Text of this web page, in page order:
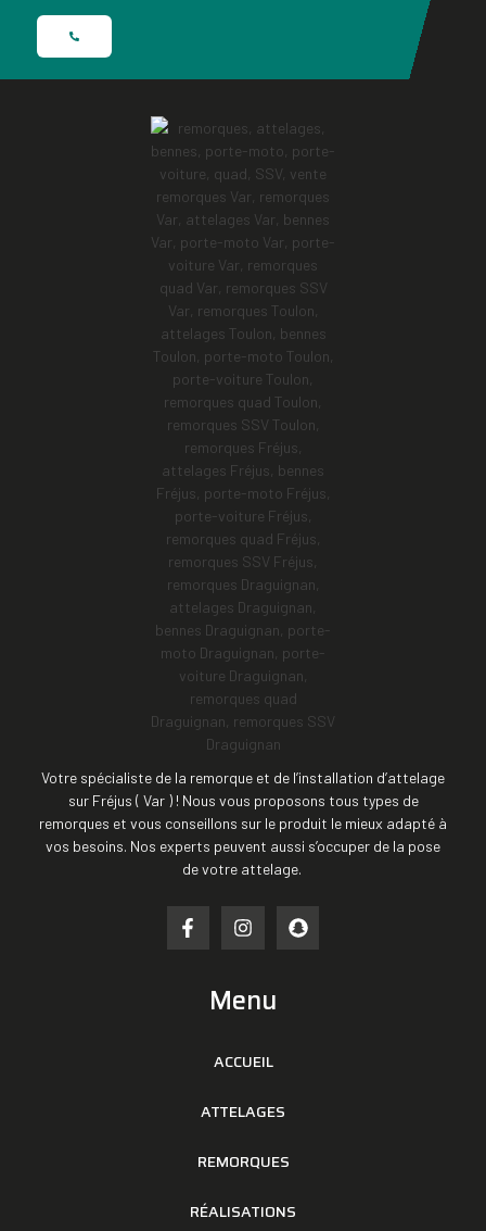
Votre spécialiste de la remorque et de l’installation d’attelage
sur Fréjus ( Var ) ! Nous vous proposons tous types de
remorques et vous conseillons sur le produit le mieux adapté à
vos besoins. Nos experts peuvent aussi s’occuper de la pose
de votre attelage.
Menu
ACCUEIL
ATTELAGES
REMORQUES
RÉALISATIONS